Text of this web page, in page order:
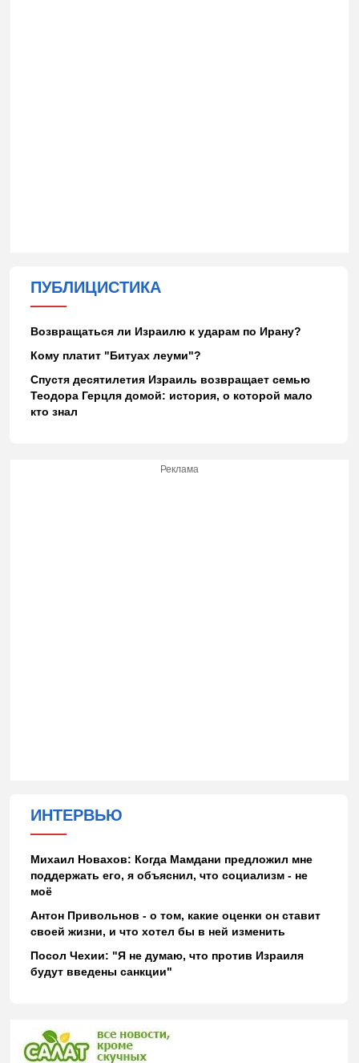
ПУБЛИЦИСТИКА
Возвращаться ли Израилю к ударам по Ирану?
Кому платит "Битуах леуми"?
Спустя десятилетия Израиль возвращает семью
Теодора Герцля домой: история, о которой мало
кто знал
Реклама
ИНТЕРВЬЮ
Михаил Новахов: Когда Мамдани предложил мне
поддержать его, я объяснил, что социализм - не
моё
Антон Привольнов - о том, какие оценки он ставит
своей жизни, и что хотел бы в ней изменить
Посол Чехии: "Я не думаю, что против Израиля
будут введены санкции"